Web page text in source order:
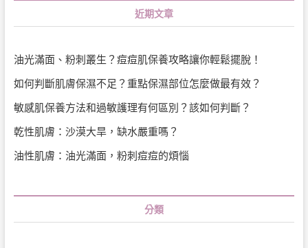
近期文章
油光滿面、粉刺叢生？痘痘肌保養攻略讓你輕鬆擺脫！
如何判斷肌膚保濕不足？重點保濕部位怎麼做最有效？
敏感肌保養方法和過敏護理有何區別？該如何判斷？
乾性肌膚：沙漠大旱，缺水嚴重嗎？
油性肌膚：油光滿面，粉刺痘痘的煩惱
分類